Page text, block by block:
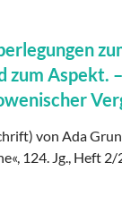
zum Aspekt.
von Ada
124. Jg., Heft